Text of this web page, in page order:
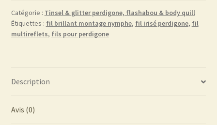
Catégorie : Tinsel & glitter perdigone, flashabou & body quill
Étiquettes : fil brillant montage nymphe, fil irisé perdigone, fil
multireflets, fils pour perdigone
Description
Avis (0)